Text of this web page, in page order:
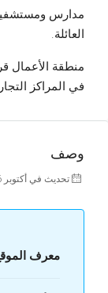
مدارس
العائلة.
منطقة الأعمال
في المراكز
وصف
تحديث في أكتوبر 26, 2025 في 10:48 ص
معرف